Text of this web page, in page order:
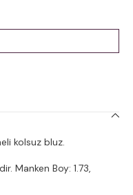
kolsuz bluz.
Manken Boy: 1.73,